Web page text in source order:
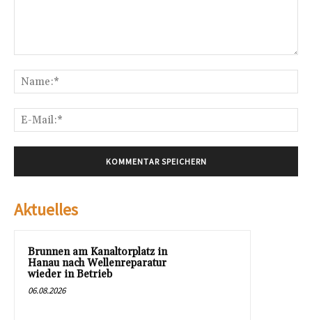
Aktuelles
Brunnen am Kanaltorplatz in
Hanau nach Wellenreparatur
wieder in Betrieb
06.08.2026